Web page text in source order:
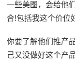
一些美图，会给他
合!包括我这个价位
你要了解他们推产
己又没做好这个产